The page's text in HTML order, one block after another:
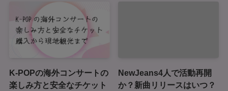
K-POPの海外コンサートの
楽しみ方と安全なチケット
NewJeans4人で活動再開
か？新曲リリースはいつ？